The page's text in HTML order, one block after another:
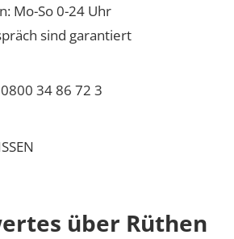
Mo-So 0-24 Uhr
sind garantiert
0800 34 86 72 3
über Rüthen